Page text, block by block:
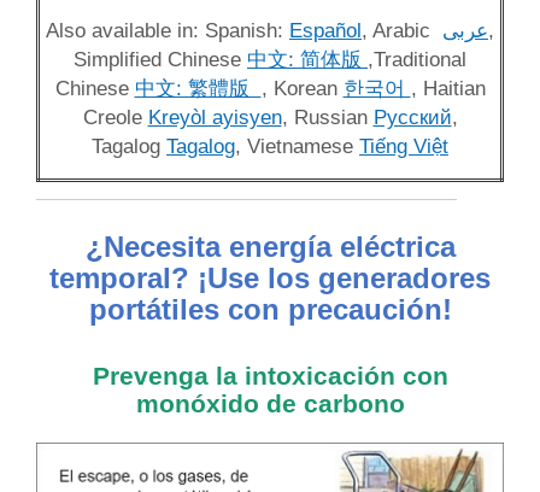
Also available in: Spanish: Español, Arabic عربى,
Simplified Chinese 中文: 简体版 ,Traditional
Chinese 中文: 繁體版 , Korean 한국어 , Haitian
Creole Kreyòl ayisyen, Russian Pусский,
Tagalog Tagalog, Vietnamese Tiếng Việt
¿Necesita energía eléctrica
temporal? ¡Use los generadores
portátiles con precaución!
Prevenga la intoxicación con
monóxido de carbono